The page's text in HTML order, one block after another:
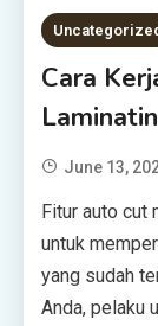
Cara
June 13,
Fitur auto cut
untuk
yang sudah
Anda, pelaku